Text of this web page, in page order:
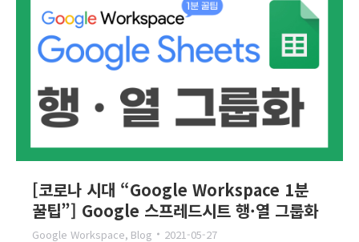
[코로나 시대 “Google Workspace 1분
꿀팁”] Google 스프레드시트 행·열 그룹화
Google Workspace, Blog 2021-05-27